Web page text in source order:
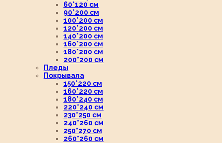
60*120 см
90*200 см
100*200 см
120*200 см
140*200 см
160*200 см
180*200 см
200*200 см
Пледы
Покрывала
150*220 см
160*220 см
180*240 см
220*240 см
230*250 см
240*260 см
250*270 см
260*260 см